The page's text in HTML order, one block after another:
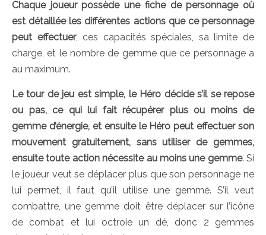
Chaque joueur possède une fiche de personnage où
est détaillée les différentes actions que ce personnage
peut effectuer, ces capacités spéciales, sa limite de
charge, et le nombre de gemme que ce personnage a
au maximum.
Le tour de jeu est simple, le Héro décide s’il se repose
ou pas, ce qui lui fait récupérer plus ou moins de
gemme d’énergie, et ensuite le Héro peut effectuer son
mouvement gratuitement, sans utiliser de gemmes,
ensuite toute action nécessite au moins une gemme. Si
le joueur veut se déplacer plus que son personnage ne
lui permet, il faut qu’il utilise une gemme. S’il veut
combattre, une gemme doit être déplacer sur l’icône
de combat et lui octroie un dé, donc 2 gemmes